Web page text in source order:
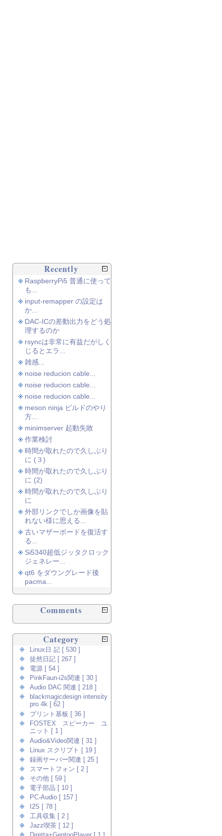
Recently
RaspberryPi5 普通に使って
も...
input-remapper の設定は
か...
DAC-ICの差動出力をどう処
理するのか
rsyncは非常に有益だがしく
じるとエラ...
雑感...
noise reducion cable...
noise reducion cable...
noise reducion cable...
meson ninja ビルドのやり
方...
minimserver 起動失敗
作業検討
時間が取れたので久しぶり
に (３)
時間が取れたので久しぶり
に (2)
時間が取れたので久しぶり
に
外部リンクでしか画像を貼
れない様に思える...
古いマザーボードを復活す
る...
Si5340超低ジッタクロック
ジェネレー...
qt6 をダウングレード後
pacma...
Comments
Category
Linux日 記 [ 530 ]
徒然日記 [ 267 ]
電源 [ 54 ]
PinkFaun-i2s関連 [ 30 ]
Audio DAC 関連 [ 218 ]
blackmagicdesign intensity
pro 4k [ 62 ]
プリント基板 [ 36 ]
FOSTEX スピーカー ユ
ニット [ 1 ]
Audio&Video関連 [ 31 ]
Linux スクリプト [ 19 ]
録画サーバー関連 [ 25 ]
スマートフォン [ 2 ]
その他 [ 59 ]
電子部品 [ 10 ]
PC-Audio [ 157 ]
I2S [ 78 ]
工具収集 [ 2 ]
Jazz喫茶 [ 12 ]